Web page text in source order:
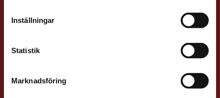
Inställningar
Statistik
Marknadsföring